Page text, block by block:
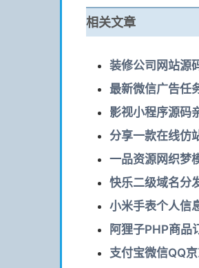
相关文章
装修公司网站源
最新微信广告任
影视小程序源码
分享一款在线仿
一品资源网织梦
快乐二级域名分
小米手表个人信
阿狸子PHP商
支付宝微信QQ